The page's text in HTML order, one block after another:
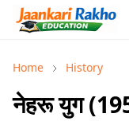
Home History
नेहरू युग